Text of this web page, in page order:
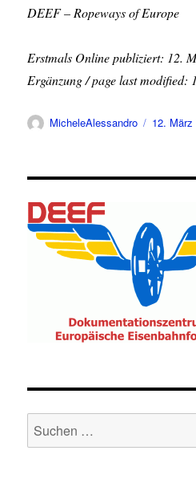
DEEF – Ropeways of Europe
Erstmals Online publiziert: 12.
Ergänzung / page last modified:
Autor
MicheleAlessandro 12. März
Suche
nach: